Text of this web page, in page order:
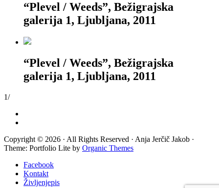
“Plevel / Weeds”, Bežigrajska
galerija 1, Ljubljana, 2011
“Plevel / Weeds”, Bežigrajska
galerija 1, Ljubljana, 2011
1/
Copyright © 2026 · All Rights Reserved · Anja Jerčič Jakob ·
Theme: Portfolio Lite by Organic Themes
Facebook
Kontakt
Življenjepis